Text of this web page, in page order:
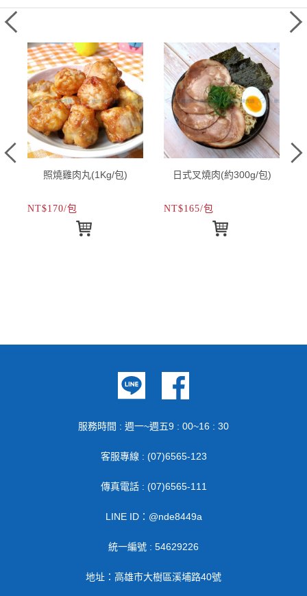
照燒雞肉丸(1Kg/包)
NT$170/包
日式叉燒肉(約300g/包)
NT$165/包
服務時間 : 週一~週五9 : 00~16 : 30
客服專線 : (07)6565-123
傳真電話 : (07)6565-111
LINE ID：@nde8449a
統一編號 : 54629226
地址：高雄市大樹區溪埔路40號